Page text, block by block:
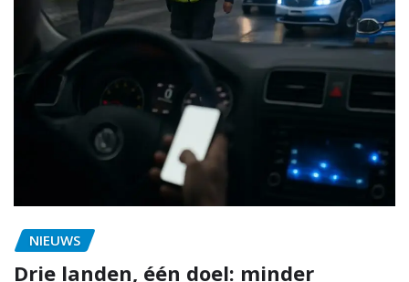
NIEUWS
Drie landen, één doel: minder